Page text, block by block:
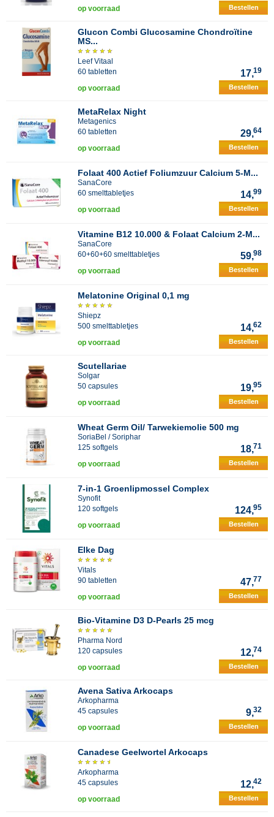
op voorraad Bestellen
Glucon Combi Glucosamine Chondroïtine
MS...
Leef Vitaal
60 tabletten
17,19
op voorraad Bestellen
MetaRelax Night
Metagenics
60 tabletten
29,64
op voorraad Bestellen
Folaat 400 Actief Foliumzuur Calcium 5-M...
SanaCore
60 smelttabletjes
14,99
op voorraad Bestellen
Vitamine B12 10.000 & Folaat Calcium 2-M...
SanaCore
60+60+60 smelttabletjes
59,98
op voorraad Bestellen
Melatonine Original 0,1 mg
Shiepz
500 smelttabletjes
14,62
op voorraad Bestellen
Scutellariae
Solgar
50 capsules
19,95
op voorraad Bestellen
Wheat Germ Oil/ Tarwekiemolie 500 mg
SoriaBel / Soriphar
125 softgels
18,71
op voorraad Bestellen
7-in-1 Groenlipmossel Complex
Synofit
120 softgels
124,95
op voorraad Bestellen
Elke Dag
Vitals
90 tabletten
47,77
op voorraad Bestellen
Bio-Vitamine D3 D-Pearls 25 mcg
Pharma Nord
120 capsules
12,74
op voorraad Bestellen
Avena Sativa Arkocaps
Arkopharma
45 capsules
9,32
op voorraad Bestellen
Canadese Geelwortel Arkocaps
Arkopharma
45 capsules
12,42
op voorraad Bestellen